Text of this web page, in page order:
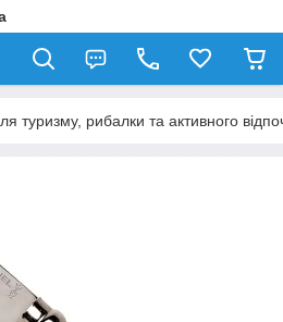
туризму, рибалки та активного